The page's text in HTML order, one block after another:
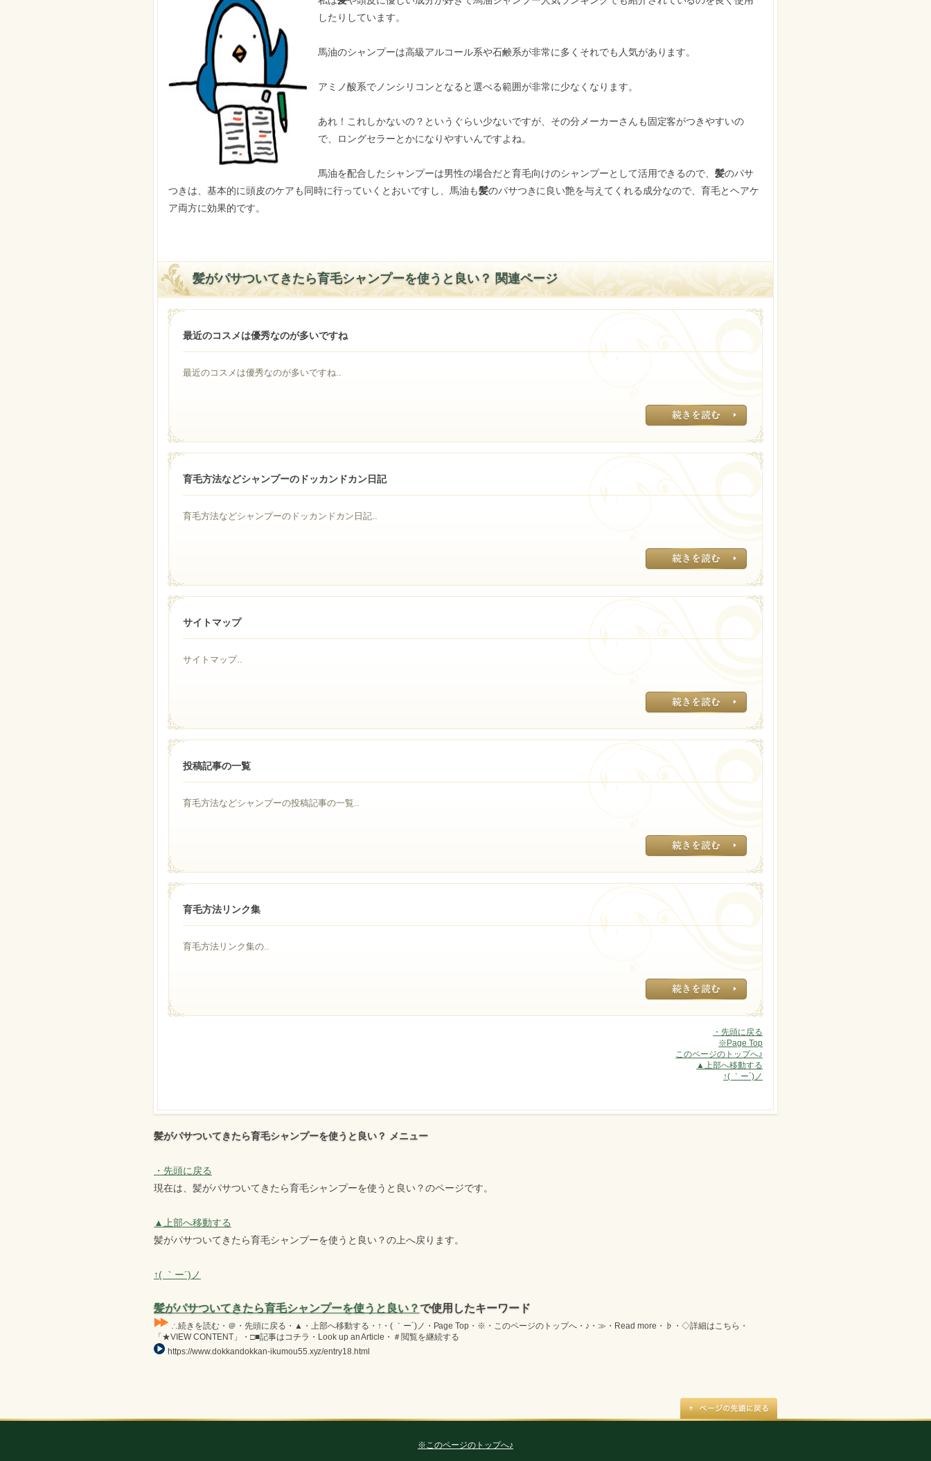
したりしています。
馬油のシャンプーは高級アルコール系や石鹸系が非常に多くそれでも人気があります。
アミノ酸系でノンシリコンとなると選べる範囲が非常に少なくなります。
あれ！これしかないの？というぐらい少ないですが、その分メーカーさんも固定客がつきやすいの
で、ロングセラーとかになりやすいんですよね。
馬油を配合したシャンプーは男性の場合だと育毛向けのシャンプーとして活用できるので、髪のパサ
つきは、基本的に頭皮のケアも同時に行っていくとおいですし、馬油も髪のパサつきに良い艶を与えてくれる成分なので、育毛とヘアケ
ア両方に効果的です。
髪がパサついてきたら育毛シャンプーを使うと良い？ 関連ページ
最近のコスメは優秀なのが多いですね
最近のコスメは優秀なのが多いですね..
育毛方法などシャンプーのドッカンドカン日記
育毛方法などシャンプーのドッカンドカン日記..
サイトマップ
サイトマップ..
投稿記事の一覧
育毛方法などシャンプーの投稿記事の一覧..
育毛方法リンク集
育毛方法リンク集の..
・先頭に戻る
※Page Top
このページのトップへ♪
▲上部へ移動する
↑( ｀ー´)ノ
髪がパサついてきたら育毛シャンプーを使うと良い？ メニュー
・先頭に戻る
現在は、髪がパサついてきたら育毛シャンプーを使うと良い？のページです。
▲上部へ移動する
髪がパサついてきたら育毛シャンプーを使うと良い？の上へ戻ります。
↑( ｀ー´)ノ
髪がパサついてきたら育毛シャンプーを使うと良い？で使用したキーワード
∴続きを読む・＠・先頭に戻る・▲・上部へ移動する・↑・( ｀ー´)ノ・Page Top・※・このページのトップへ・♪・≫・Read more・♭・◇詳細はこちら・
「★VIEW CONTENT」・□■記事はコチラ・Look up an Article・＃閲覧を継続する
https://www.dokkandokkan-ikumou55.xyz/entry18.html
※このページのトップへ♪